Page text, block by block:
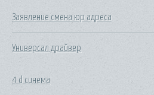
Заявление смена юр адреса
Универсал драйвер
4 d синема